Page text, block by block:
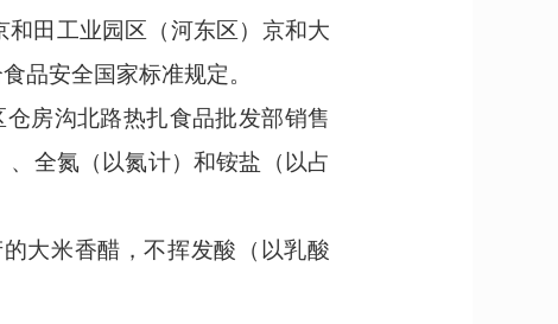
和田工业园区 （河东区 ） 京和大
品安全国家标准规定。
房沟北路热扎食品批发部销售
、全氮 （ 以氮计）和铵盐 （ 以占
大米香醋，不挥发酸 （ 以乳酸